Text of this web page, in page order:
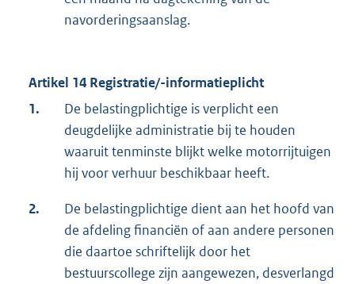
navorderingsaanslag.
Artikel 14 Registratie/-informatieplicht
1.
De belastingplichtige is verplicht een
deugdelijke administratie bij te houden
waaruit tenminste blijkt welke motorrijtuigen
hij voor verhuur beschikbaar heeft.
2.
De belastingplichtige dient aan het hoofd van
de afdeling financiën of aan andere personen
die daartoe schriftelijk door het
bestuurscollege zijn aangewezen, desverlangd